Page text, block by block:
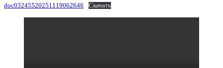
doc03245520251119062646 Скачать